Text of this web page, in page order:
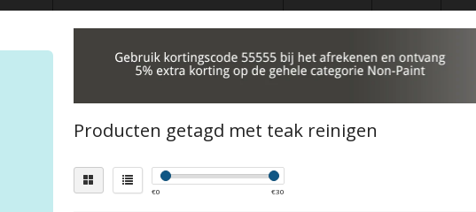
Producten getagd met teak reinigen
€0 €30